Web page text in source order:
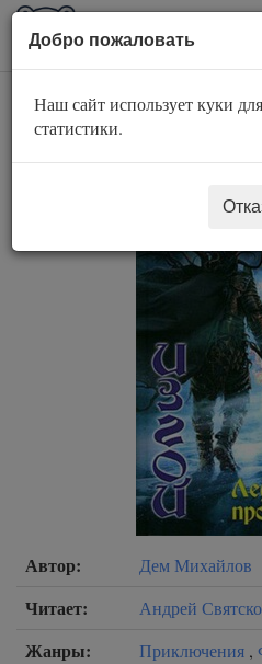
AuBook.org
Изгой 4.
проклятие
Автор: Дем Михайлов
Читает: Андрей
Жанры: Приключения ,
Добро пожаловать
Наш сайт использует куки
статистики.